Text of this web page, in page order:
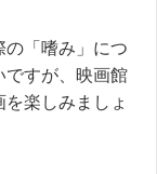
の「嗜み」につ
ですが、映画館
楽しみましょ